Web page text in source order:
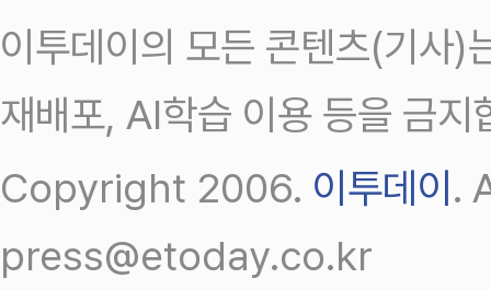
이투데이의 모든 콘텐츠(기사)
재배포, AI학습 이용 등을 금지
Copyright 2006. 이투데이 .
press@etoday.co.kr